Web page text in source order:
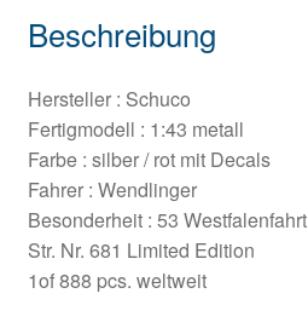
Beschreibung
Hersteller : Schuco
Fertigmodell : 1:43 metall
Farbe : silber / rot mit Decals
Fahrer : Wendlinger
Besonderheit : 53 Westfalenfahrt
Str. Nr. 681 Limited Edition
1of 888 pcs. weltweit